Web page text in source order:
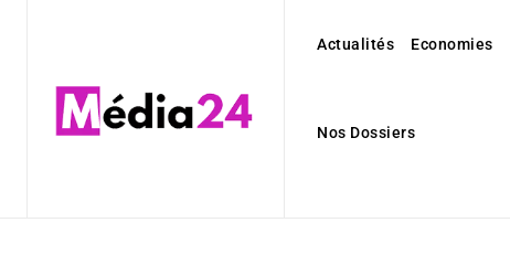
Actualités Economies
Nos Dossiers